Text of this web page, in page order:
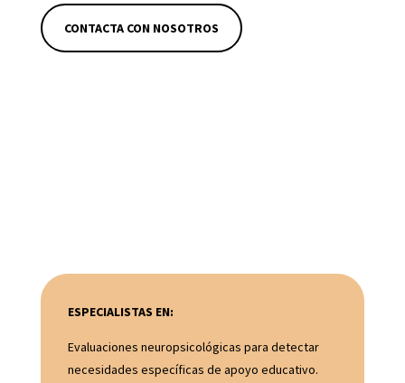
CONTACTA CON NOSOTROS
ESPECIALISTAS EN:
Evaluaciones neuropsicológicas para detectar
necesidades específicas de apoyo educativo.